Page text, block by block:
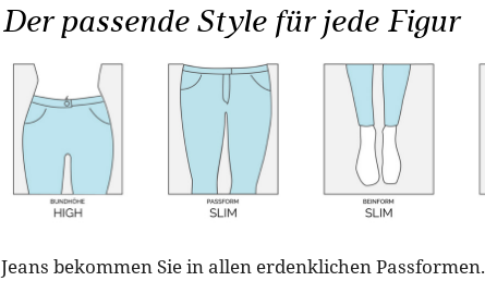
Der passende Style für jede Figur
Jeans bekommen Sie in allen erdenklichen Passformen.